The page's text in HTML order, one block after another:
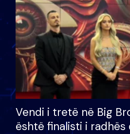
Vendi i tretë në Big
është finalisti i